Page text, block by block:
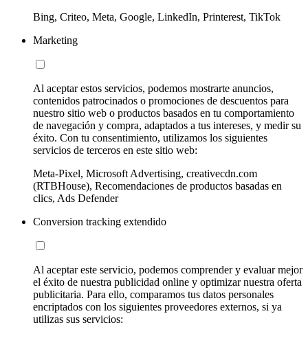
Bing, Criteo, Meta, Google, LinkedIn, Printerest, TikTok
Marketing
Al aceptar estos servicios, podemos mostrarte anuncios,
contenidos patrocinados o promociones de descuentos para
nuestro sitio web o productos basados en tu comportamiento
de navegación y compra, adaptados a tus intereses, y medir su
éxito. Con tu consentimiento, utilizamos los siguientes
servicios de terceros en este sitio web:
Meta-Pixel, Microsoft Advertising, creativecdn.com
(RTBHouse), Recomendaciones de productos basadas en
clics, Ads Defender
Conversion tracking extendido
Al aceptar este servicio, podemos comprender y evaluar mejor
el éxito de nuestra publicidad online y optimizar nuestra oferta
publicitaria. Para ello, comparamos tus datos personales
encriptados con los siguientes proveedores externos, si ya
utilizas sus servicios: